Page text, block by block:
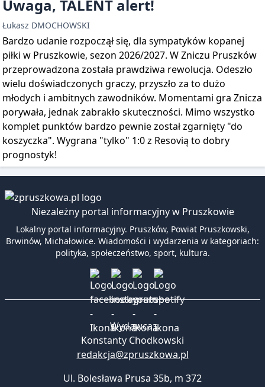
Uwaga, TALENT alert!
Łukasz DMOCHOWSKI
Bardzo udanie rozpoczął się, dla sympatyków kopanej
piłki w Pruszkowie, sezon 2026/2027. W Zniczu Pruszków
przeprowadzona została prawdziwa rewolucja. Odeszło
wielu doświadczonych graczy, przyszło za to dużo
młodych i ambitnych zawodników. Momentami gra Znicza
porywała, jednak zabrakło skuteczności. Mimo wszystko
komplet punktów bardzo pewnie został zgarnięty "do
koszyczka". Wygrana "tylko" 1:0 z Resovią to dobry
prognostyk!
Niezależny portal informacyjny w Pruszkowie
Lokalny portal informacyjny. Pruszków, Powiat Pruszkowski,
Brwinów, Michałowice. Wiadomości i wydarzenia w kategoriach:
polityka, społeczeństwo, sport, kultura.
Wydawca:
Konstanty Chodkowski
redakcja@zpruszkowa.pl
Ul. Bolesława Prusa 35b, m 372